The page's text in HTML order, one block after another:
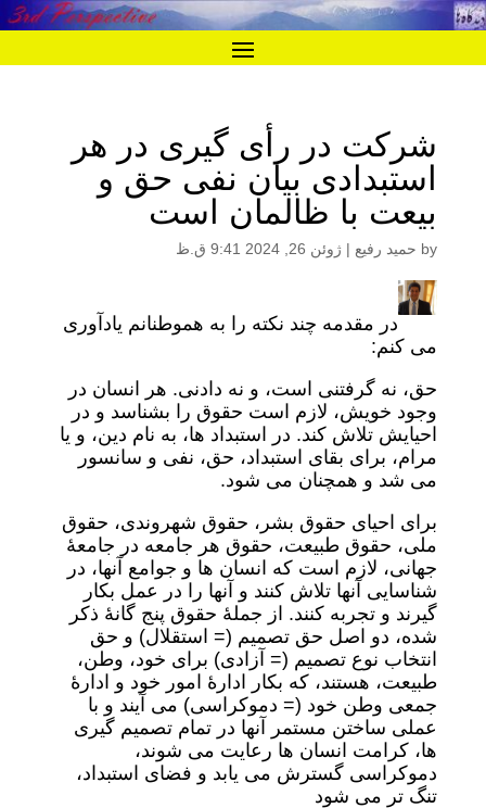
شرکت در رأی گیری در هر
استبدادی بیان نفی حق و
بیعت با ظالمان است
by حمید رفیع | ژوئن 26, 2024 9:41 ق.ظ
در مقدمه چند نکته را به هموطنانم یادآوری
می کنم:
حق، نه گرفتنی است، و نه دادنی. هر انسان در
وجود خویش، لازم است حقوق را بشناسد و در
احیایش تلاش کند. در استبداد ها، به نام دین، و یا
مرام، برای بقای استبداد، حق، نفی و سانسور
می شد و همچنان می شود.
برای احیای حقوق بشر، حقوق شهروندی، حقوق
ملی، حقوق طبیعت، حقوق هر جامعه در جامعۀ
جهانی، لازم است که انسان ها و جوامع آنها، در
شناسایی آنها تلاش کنند و آنها را در عمل بکار
گیرند و تجربه کنند. از جملۀ حقوق پنج گانۀ ذکر
شده، دو اصل حق تصمیم (= استقلال) و حق
انتخاب نوع تصمیم (= آزادی) برای خود، وطن،
طبیعت، هستند، که بکار ادارۀ امور خود و ادارۀ
جمعی وطن خود (= دموکراسی) می آیند و با
عملی ساختن مستمر آنها در تمام تصمیم گیری
ها، کرامت انسان ها رعایت می شوند،
دموکراسی گسترش می یابد و فضای استبداد،
تنگ تر می شود